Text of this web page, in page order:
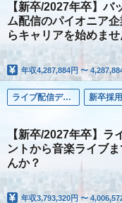
【新卒/2027年卒】
ム配信のパイオニア
らキャリアを始めませ
年収4,287,884円 〜
ライブ配信ディレクター／エンジニア 新卒採用
【新卒/2027年卒】
ントから音楽ライブ
んか？
年収3,793,320円 〜